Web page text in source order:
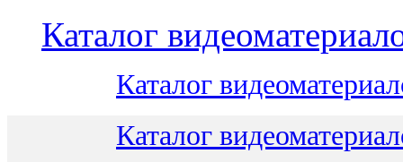
Каталог
Каталог
Каталог